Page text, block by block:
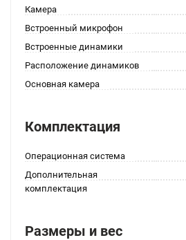
Камера
Встроенный микрофон
Встроенные динамики
Расположение динамиков
Основная камера
Комплектация
Операционная система
Дополнительная
комплектация
Размеры и вес